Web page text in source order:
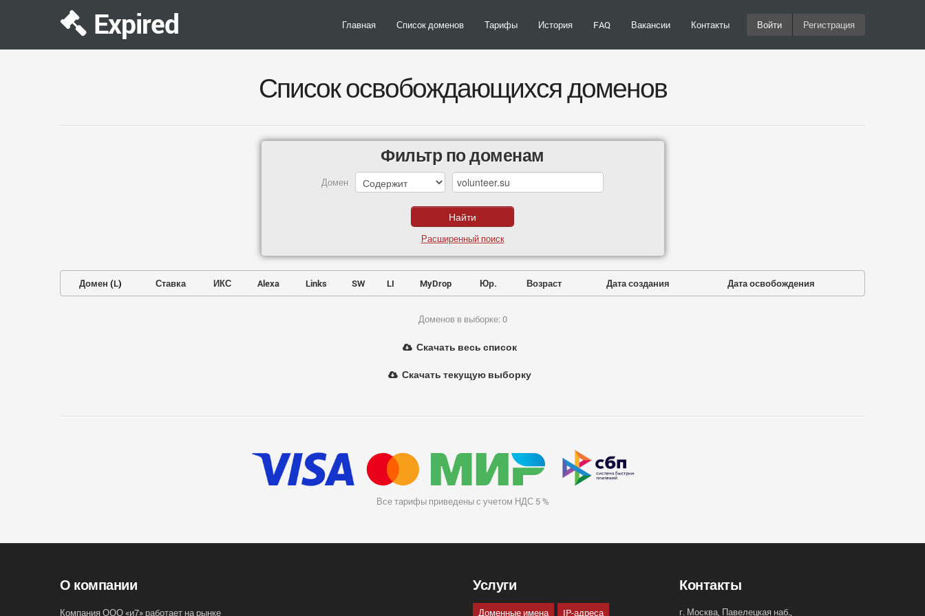
Expired Главная Список доменов Тарифы История FAQ Вакансии Контакты Войти Регистрация
Список освобождающихся доменов
Фильтр по доменам
Домен
Расширенный поиск
Домен (L) Ставка ИКС Alexa Links SW LI MyDrop Юр. Возраст Дата создания Дата освобождения
Доменов в выборке: 0
Скачать весь список
Скачать текущую выборку
Все тарифы приведены с учетом НДС 5 %
О компании
Компания ООО «и7» работает на рынке
Услуги
Доменные имена IP-адреса
Контакты
г. Москва, Павелецкая наб.,